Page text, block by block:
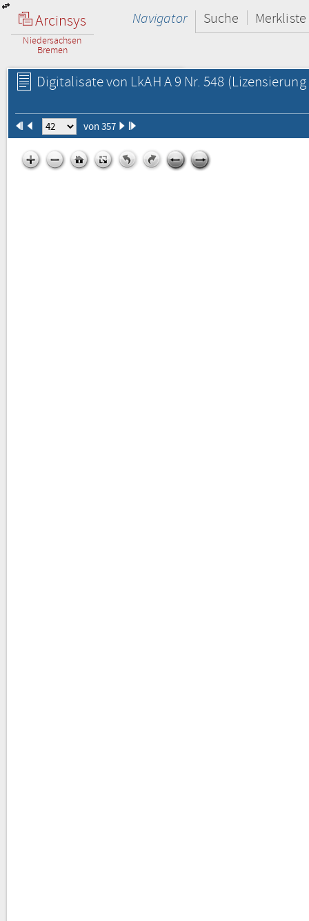
Arcinsys
Niedersachsen
Bremen
Navigator Suche Merkliste
Digitalisate von LkAH A 9 Nr. 548
von 357